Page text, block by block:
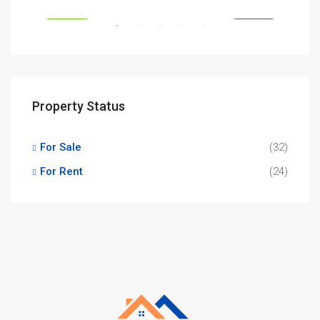
Property Status
For Sale
(32)
For Rent
(24)